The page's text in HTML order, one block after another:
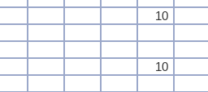
10
10